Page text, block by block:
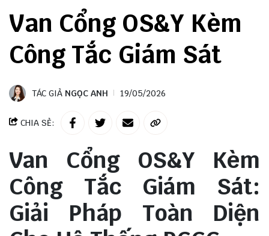
Van Cổng OS&Y Kèm
Công Tắc Giám Sát
TÁC GIẢ NGỌC ANH 19/05/2026
CHIA SẺ:
Van Cổng OS&Y Kèm
Công Tắc Giám Sát:
Giải Pháp Toàn Diện